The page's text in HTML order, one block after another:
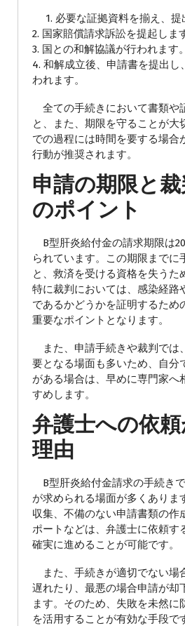
1. 必要な証拠資料を揃え、提
2. 国家賠償請求訴訟を提起しま
3. 国との和解協議が行われます。
4. 和解成立後、申請書を提出し
われます。
全ての手続きにおいて書類や
と、また、期限を守ることが大
での過程には時間を要する場合
行動が推奨されます。
申請の期限と裁
のポイント
B型肝炎給付金の請求期限は
られています。この期限までに
と、救済を受ける資格を失うた
特に裁判においては、感染経路
であるかどうかを証明するため
重要なポイントとなります。
また、申請手続きや裁判では
要となる場面も多いため、自分
がある場合は、早めに専門家へ
すめします。
弁護士への依
理由
B型肝炎給付金請求の手続き
が求められる場面が多くありま
収集、不備のない申請書類の作
ポートなどは、弁護士に依頼す
確実に進めることが可能です。
また、手続きが適切でない場
遅れたり、最悪の場合申請が却
ます。そのため、失敗を未然に
を活用することが有効な手段で